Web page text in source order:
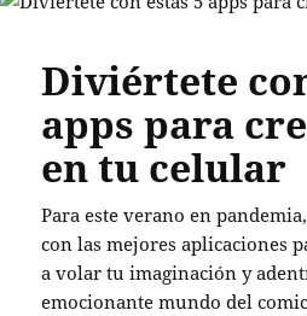
Diviértete
apps para
en tu celular
Para este verano en
con las mejores aplicaciones
a volar tu imaginación y
emocionante mundo del